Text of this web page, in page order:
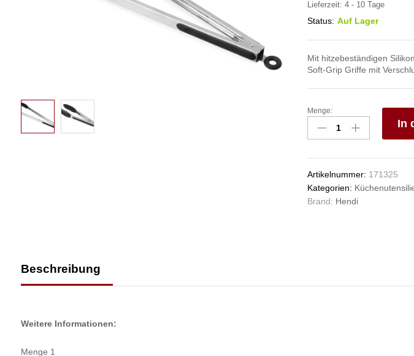
Lieferzeit: 4 - 10 Tage
Status: Auf Lager
Mit hitzebeständigen
Soft-Grip Griffe mit
Servierzange,
HENDI,
Schwarz,
Menge:
In
Artikelnummer: 171325
Kategorien:
Brand: Hendi
Beschreibung
Weitere Informationen:
Menge 1